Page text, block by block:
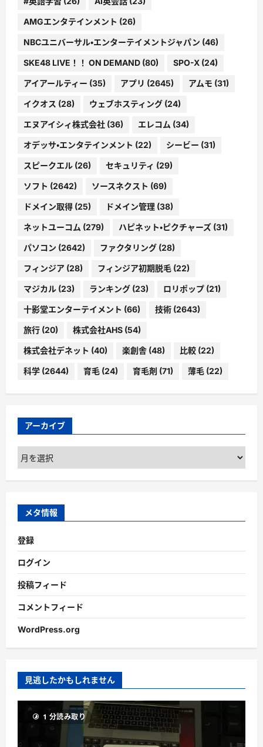
AMGエンタテインメント (26)
NBCユニバーサル・エンターテイメントジャパン (46)
SKE48 LIVE！！ ON DEMAND (80) SPO-X (24)
アイアールティー (35) アプリ (2645) アムモ (31)
イクオス (28) ウェブホスティング (24)
エヌアイシィ株式会社 (36) エレコム (34)
オデッサ・エンタテインメント (22) シービー (31)
スピークエル (26) セキュリティ (29)
ソフト (2642) ソースネクスト (69)
ドメイン取得 (25) ドメイン管理 (38)
ネットユーコム (279) ハピネット・ピクチャーズ (31)
パソコン (2642) ファクタリング (28)
フィンジア (28) フィンジア初期脱毛 (22)
マジカル (23) ランキング (23) ロリポップ (21)
十影堂エンターテイメント (66) 技術 (2643)
旅行 (20) 株式会社AHS (54)
株式会社デネット (40) 楽創舎 (48) 比較 (22)
科学 (2644) 育毛 (24) 育毛剤 (71) 薄毛 (22)
アーカイブ
ア
ー
カ
ブ
メタ情報
登録
ログイン
投稿フィード
コメントフィード
WordPress.org
見逃したかもしれません
1 分読み取り